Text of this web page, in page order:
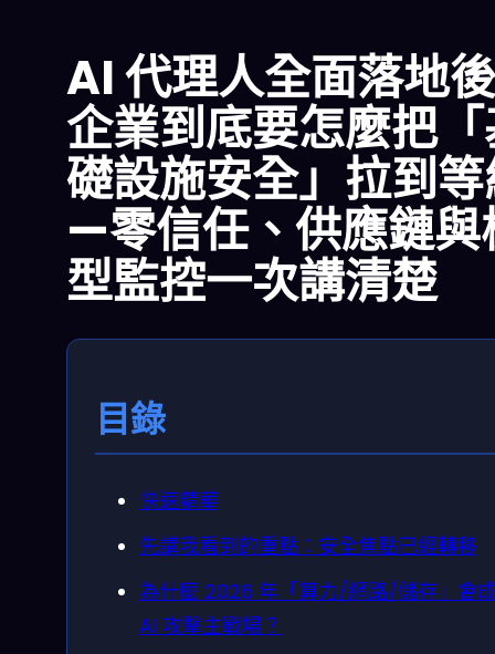
AI 代理人全面落地
企業到底要怎麼把
礎設施安全」拉到
—零信任、供應鏈與
型監控一次講清楚
目錄
快速精華
先講我看到的重點：安全焦點已經轉移
為什麼 2026 年「算力/網路/儲存」會
AI 攻擊主戰場？